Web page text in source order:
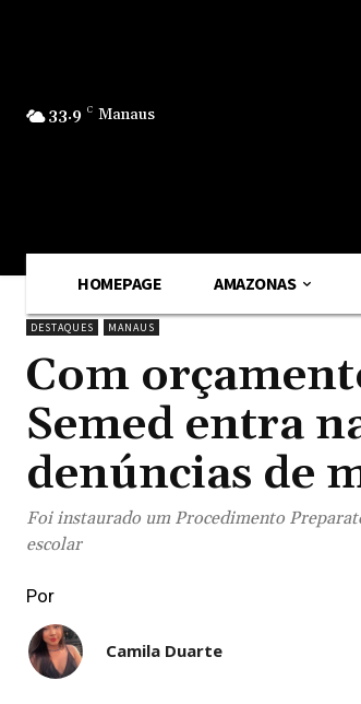
33.9 C Manaus
HOMEPAGE AMAZONAS
DESTAQUES MANAUS
Com
Semed entra
denúncias de
Foi instaurado um Procedimento
escolar
Por
Camila Duarte